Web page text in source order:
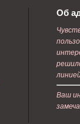
Об
Ваш